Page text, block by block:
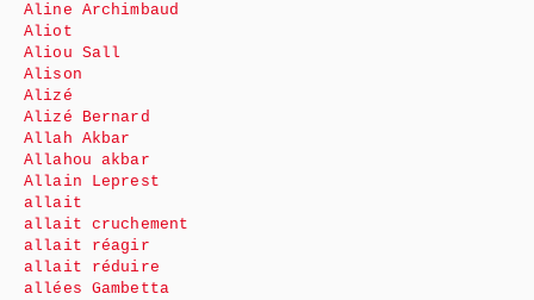
Aline Archimbaud
Aliot
Aliou Sall
Alison
Alizé
Alizé Bernard
Allah Akbar
Allahou akbar
Allain Leprest
allait
allait cruchement
allait réagir
allait réduire
allées Gambetta